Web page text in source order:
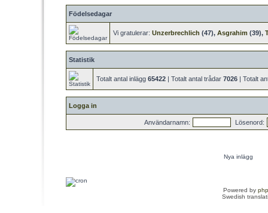
Födelsedagar
Vi gratulerar: Unzerbrechlich (47), Asgrahim (39),
Statistik
Totalt antal inlägg 65422 | Totalt antal trådar 7026 | Totalt
Logga in
Användarnamn: Lösenord:
Nya inlägg
Powered by
Swedish